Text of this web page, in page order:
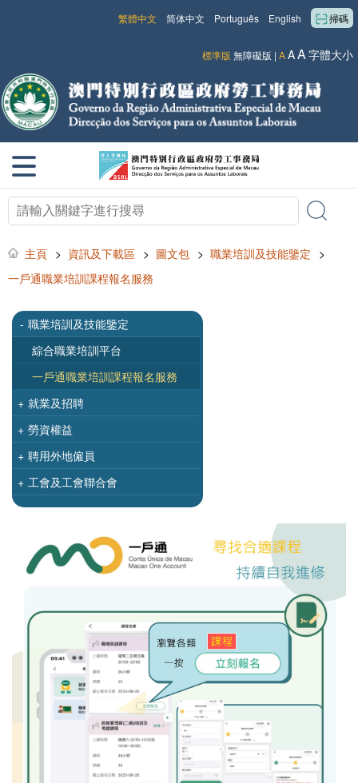
掃碼
English
Português
简体中文
繁體中文
標準版 無障礙版 | AAA字體大小
主頁 > 資訊及下載區 > 圖文包 > 職業培訓及技能鑒定 >
一戶通職業培訓課程報名服務
- 職業培訓及技能鑒定
綜合職業培訓平台
一戶通職業培訓課程報名服務
+ 就業及招聘
+ 勞資權益
+ 聘用外地僱員
+ 工會及工會聯合會